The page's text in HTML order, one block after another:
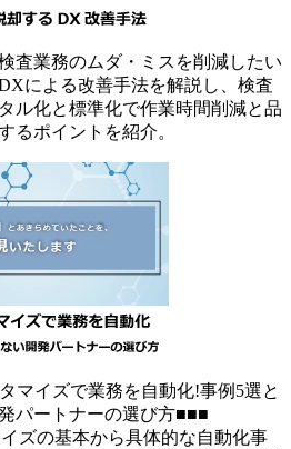
査業務のムダ・ミスを削減したい
による改善手法を解説し、検査
ル化と標準化で作業時間削減と品
るポイントを紹介。
マイズで業務を自動化!事例5選と
パートナーの選び方■■■
ズの基本から具体的な自動化事